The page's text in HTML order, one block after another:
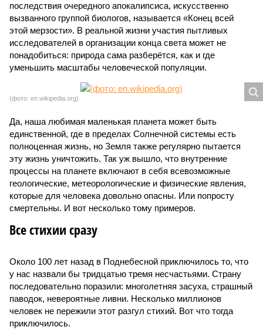
последствия очередного апокалипсиса, искусственно
вызванного группой биологов, называется «Конец всей
этой мерзости». В реальной жизни участия пытливых
исследователей в организации конца света может не
понадобиться: природа сама разберётся, как и где
уменьшить масштабы человеческой популяции.
(фото: en.wikipedia.org)
Да, наша любимая маленькая планета может быть
единственной, где в пределах Солнечной системы есть
полноценная жизнь, но Земля также регулярно пытается
эту жизнь уничтожить. Так уж вышло, что внутренние
процессы на планете включают в себя всевозможные
геологические, метеорологические и физические явления,
которые для человека довольно опасны. Или попросту
смертельны. И вот несколько тому примеров.
Все стихии сразу
Около 100 лет назад в Поднебесной приключилось то, что
у нас назвали бы тридцатью тремя несчастьями. Страну
последовательно поразили: многолетняя засуха, страшный
паводок, невероятные ливни. Несколько миллионов
человек не пережили этот разгул стихий. Вот что тогда
приключилось.